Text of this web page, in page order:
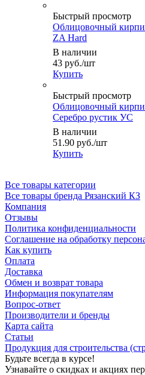
Быстрый просмотр
Облицовочный
ZA Hard
В наличии
43 руб./шт
Купить
Быстрый просмотр
Облицовочный
Серебро рустик УС
В наличии
51.90 руб./шт
Купить
Все товары категории
Все товары бренда Рязанский КЗ
Компания
Отзывы
Политика конфиденциальности
Соглашение на обработку
Как купить
Оплата
Доставка
Обмен и возврат товара
Информация покупателям
Вопрос-ответ
Производители и бренды
Карта сайта
Статьи
Продукция для строительства
Будьте всегда в курсе!
Узнавайте о скидках и акциях